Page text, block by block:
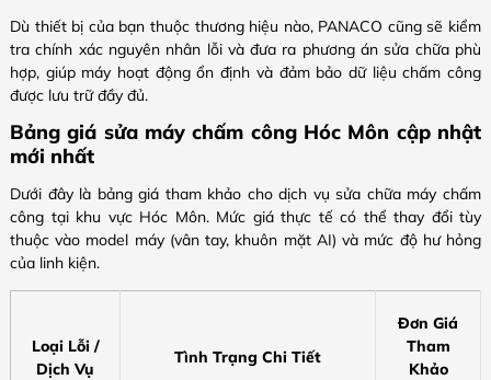
Dù thiết bị của bạn thuộc thương hiệu nào, PANACO cũng sẽ kiểm
tra chính xác nguyên nhân lỗi và đưa ra phương án sửa chữa phù
hợp, giúp máy hoạt động ổn định và đảm bảo dữ liệu chấm công
được lưu trữ đầy đủ.
Bảng giá sửa máy chấm công Hóc Môn cập nhật
mới nhất
Dưới đây là bảng giá tham khảo cho dịch vụ sửa chữa máy chấm
công tại khu vực Hóc Môn. Mức giá thực tế có thể thay đổi tùy
thuộc vào model máy (vân tay, khuôn mặt AI) và mức độ hư hỏng
của linh kiện.
Loại Lỗi /
Dịch Vụ
Tình Trạng Chi Tiết
Đơn Giá
Tham
Khảo